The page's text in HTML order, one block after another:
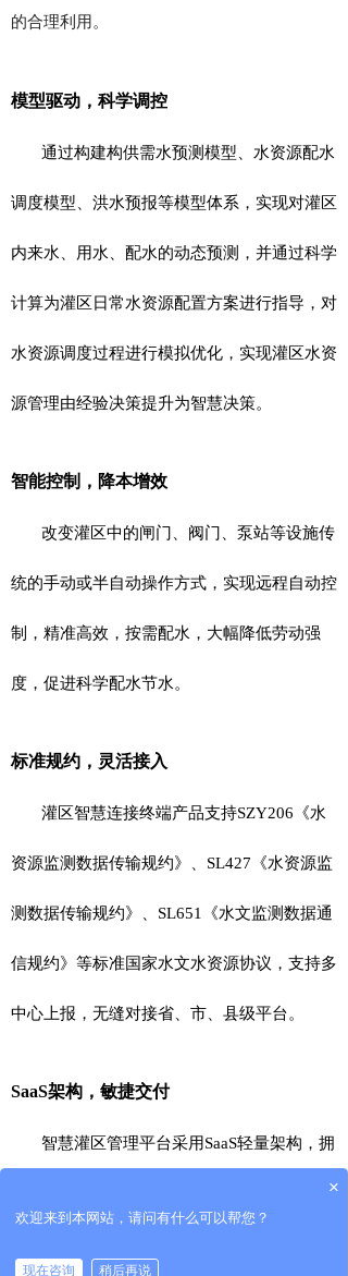
的合理利用。
模型驱动，科学调控
通过构建构供需水预测模型 水资源配水
调度模型、洪水预报等模型体系，实现对灌区
内来水、 用水 配水的动态预测，并通过科学
计算为灌区日常水资源配置方案进行指导，对
水资源调度过程进行模拟优化，实现灌区水资
源管理由经验决策提升为智慧决策。
智能控制，降本增效
改变灌区中的闸门、阀门、泵站等设施传
统的手动或半自动操作方式，实现远程自动控
制，精准高效，按需配水，大幅降低劳动强
度，促进科学配水节水。
标准规约，灵活接入
灌区智慧连接终端产品支持SZY206《水
资源监测数据传输规约》、SL427《水资源监
测数据传输规约》、SL651《水文监测数据通
信规约》等标准国家水文水资源协议，支持多
中心上报，无缝对接省、市、县级平台。
SaaS架构，敏捷交付
智慧灌区管理平台采用SaaS轻量架构，拥
有海量功能模版，可根据用户需求进行弹性部
×
欢迎来到本网站，请问有什么可以帮您？
现在咨询 稍后再说